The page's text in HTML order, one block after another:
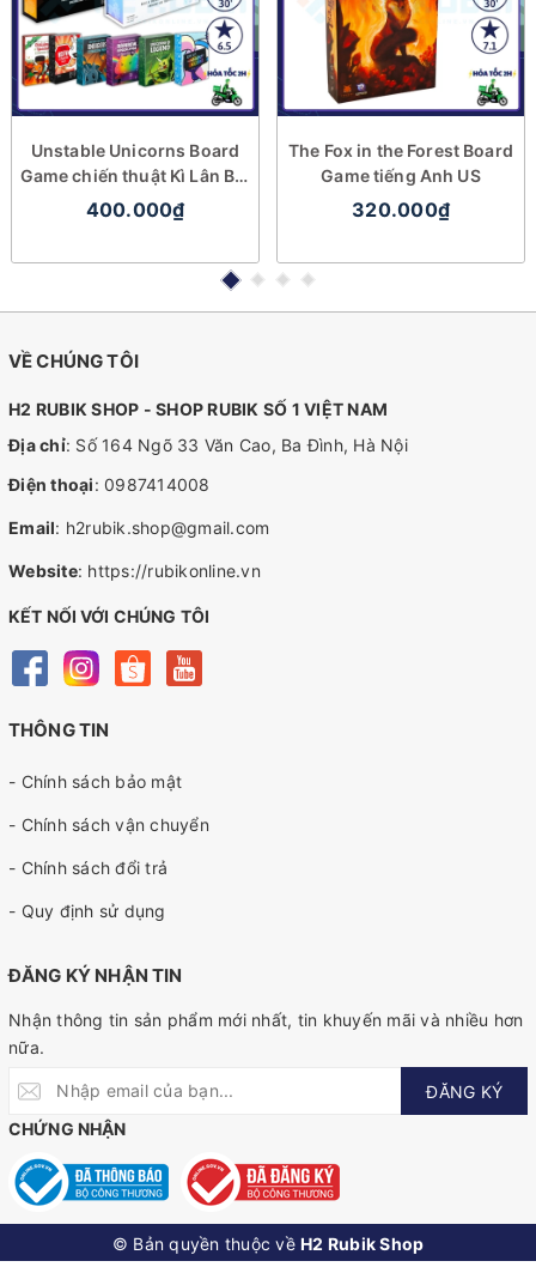
Unstable Unicorns Board
Game chiến thuật Kì Lân Bất
Ổn
400.000₫
The Fox in the Forest Board
Game tiếng Anh US
320.000₫
VỀ CHÚNG TÔI
H2 RUBIK SHOP - SHOP RUBIK SỐ 1 VIỆT NAM
Địa chỉ: Số 164 Ngõ 33 Văn Cao, Ba Đình, Hà Nội
Điện thoại: 0987414008
Email: h2rubik.shop@gmail.com
Website: https://rubikonline.vn
KẾT NỐI VỚI CHÚNG TÔI
THÔNG TIN
- Chính sách bảo mật
- Chính sách vận chuyển
- Chính sách đổi trả
- Quy định sử dụng
ĐĂNG KÝ NHẬN TIN
Nhận thông tin sản phẩm mới nhất, tin khuyến mãi và nhiều hơn
nữa.
ĐĂNG KÝ
CHỨNG NHẬN
© Bản quyền thuộc về H2 Rubik Shop